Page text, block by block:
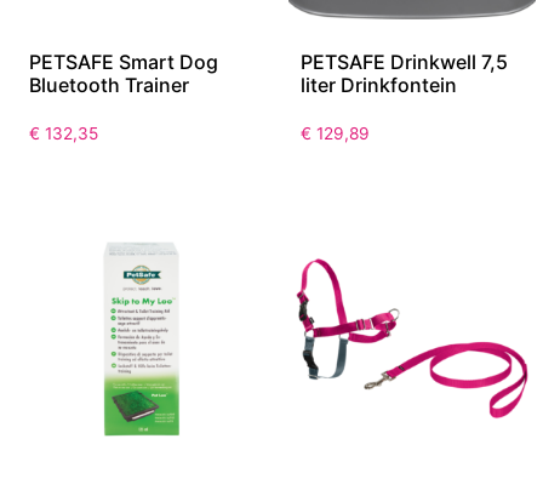
PETSAFE Smart Dog
Bluetooth Trainer
€ 132,35
PETSAFE Drinkwell 7,5
liter Drinkfontein
€ 129,89